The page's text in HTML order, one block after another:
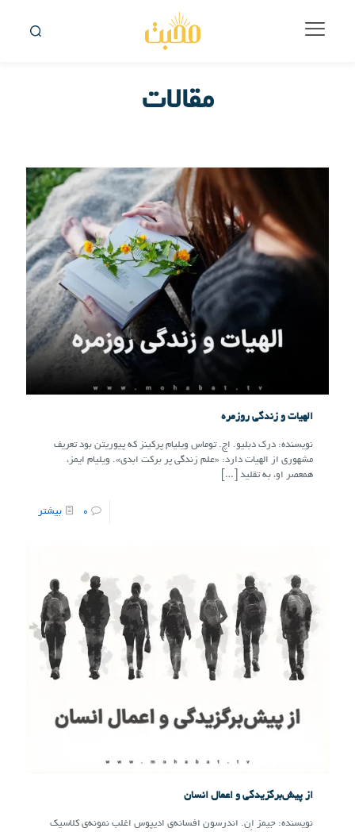
مقالات
الهیات و زندگی روزمره
نویسنده: درک دبلیو. اچ. توماس ویلیام پرکینز که پیوریتن بود تعریف
مشهوری از الهیات دارد: «علم زندگی پر برکت ابدی». ویلیام ایمز،
همعصر او، به تقلید […]
0 بیشتر
از پیش‌برگزیدگی و اعمال انسان
نویسنده: جیمز اِن. اندرسون افسانه‌ی ادیپوس اغلب نمونه‌ی کلاسیک